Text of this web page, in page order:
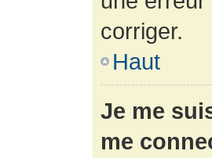
corriger.
Haut
Je me
me